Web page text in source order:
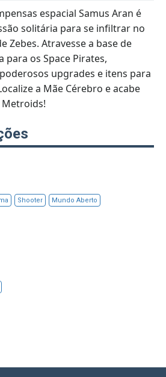
espacial Samus Aran é
solitária para se infiltrar no
Zebes. Atravesse a base de
para os Space Pirates,
upgrades e itens para
a Mãe Cérebro e acabe
Metroids!
Shooter Mundo Aberto